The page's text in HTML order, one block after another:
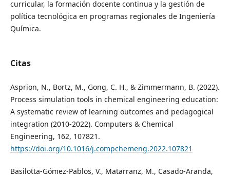
curricular, la formación docente continua y la gestión de
política tecnológica en programas regionales de Ingeniería
Química.
Citas
Asprion, N., Bortz, M., Gong, C. H., & Zimmermann, B. (2022).
Process simulation tools in chemical engineering education:
A systematic review of learning outcomes and pedagogical
integration (2010-2022). Computers & Chemical
Engineering, 162, 107821.
https://doi.org/10.1016/j.compchemeng.2022.107821
Basilotta-Gómez-Pablos, V., Matarranz, M., Casado-Aranda,